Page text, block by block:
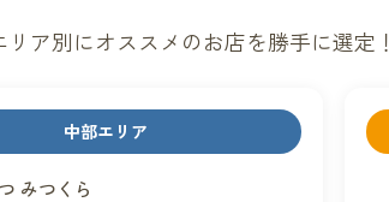
ア別にオススメのお店を勝手に選定！
中部エリア
みつくら